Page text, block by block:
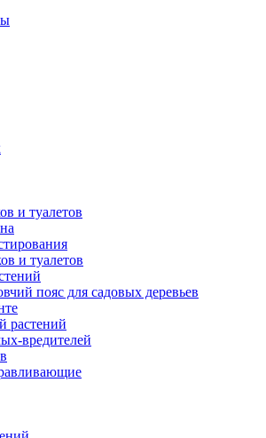
и туалетов
и туалетов
пояс для садовых деревьев
растений
вредителей